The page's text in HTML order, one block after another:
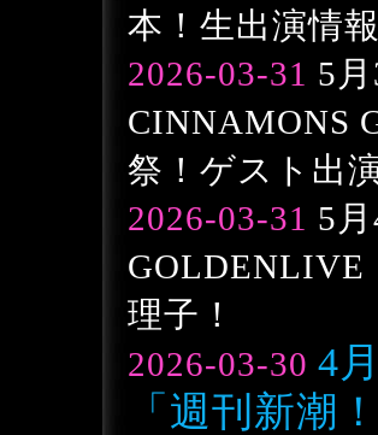
本！生出演情
2026-03-31 5
CINNAMONS
祭！ゲスト出
2026-03-31 5
GOLDENLIVE
理子！
2026-03-30 4
「週刊新潮